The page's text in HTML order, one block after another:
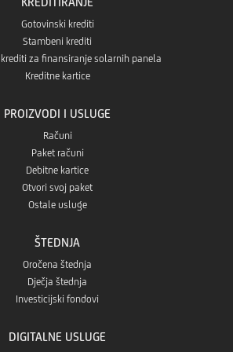
Gotovinski krediti
Stambeni krediti
za finansiranje solarnih panela
Kreditne kartice
PROIZVODI I USLUGE
Računi
Paket računi
Debitne kartice
Otvori svoj paket
Ostale usluge
ŠTEDNJA
Oročena štednja
Dječja štednja
Investicijski fondovi
DIGITALNE USLUGE